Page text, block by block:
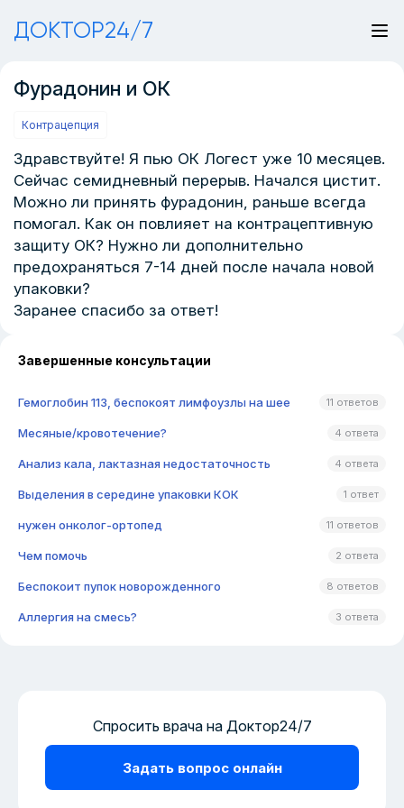
ДОКТОР24/7
Фурадонин и ОК
Контрацепция
Здравствуйте! Я пью ОК Логест уже 10 месяцев.
Сейчас семидневный перерыв. Начался цистит.
Можно ли принять фурадонин, раньше всегда
помогал. Как он повлияет на контрацептивную
защиту ОК? Нужно ли дополнительно
предохраняться 7-14 дней после начала новой
упаковки?
Заранее спасибо за ответ!
Завершенные консультации
Гемоглобин 113, беспокоят лимфоузлы на шее 11 ответов
Месяные/кровотечение? 4 ответа
Анализ кала, лактазная недостаточность 4 ответа
Выделения в середине упаковки КОК 1 ответ
нужен онколог-ортопед 11 ответов
Чем помочь 2 ответа
Беспокоит пупок новорожденного 8 ответов
Аллергия на смесь? 3 ответа
Спросить врача на Доктор24/7
Задать вопрос онлайн